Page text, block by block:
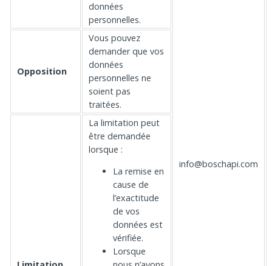
info@boschapi.com
données
personnelles.
Opposition
Vous pouvez
demander que vos
données
personnelles ne
soient pas
traitées.
La limitation peut
être demandée
lorsque :
La remise en
cause de
l’exactitude
de vos
données est
vérifiée.
Lorsque